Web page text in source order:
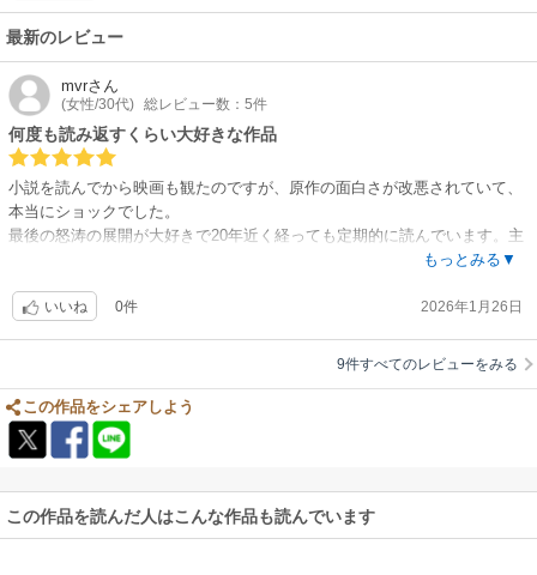
ことなく読めます。
面白かったです。
最新のレビュー
mvrさん
(女性/30代) 総レビュー数：5件
何度も読み返すくらい大好きな作品
小説を読んでから映画も観たのですが、原作の面白さが改悪されていて、
本当にショックでした。
最後の怒涛の展開が大好きで20年近く経っても定期的に読んでいます。主
もっとみる▼
いいね 0件 2026年1月26日
9件すべてのレビューをみる
この作品をシェアしよう
この作品を読んだ人はこんな作品も読んでいます